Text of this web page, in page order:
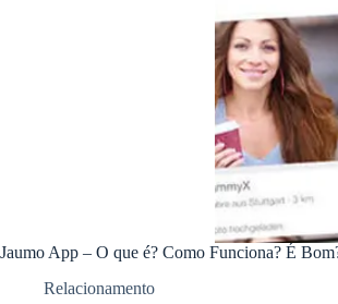
Jaumo App – O que é? Como Funciona? É
Relacionamento